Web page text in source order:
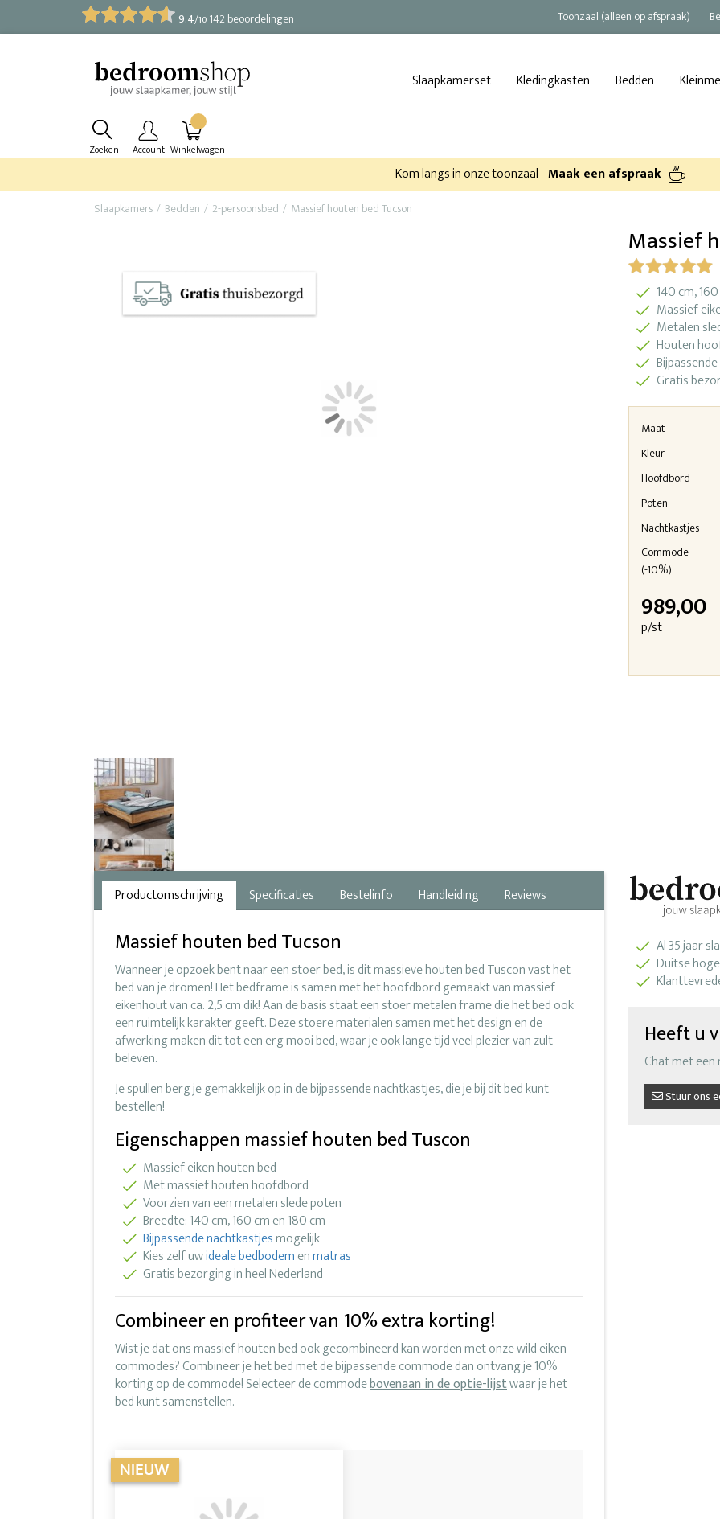
9.4/10 142 beoordelingen Toonzaal (alleen op afspraak)
Slaapkamerset Kledingkasten Bedden
Zoeken Account Winkelwagen
Kom langs in onze toonzaal -Maak een afspraak
Slaapkamers Bedden 2-persoonsbed Massief houten bed Tucson
Massief
140 cm,
Massief
Metalen
Houten
Gratis
Maat
Kleur
Hoofdbord
Poten
Nachtkastjes
Commode
(-10%)
989,00
p/st
Productomschrijving Specificaties Bestelinfo Handleiding Reviews
Massief houten bed Tucson
Wanneer je opzoek bent naar een stoer bed, is dit massieve houten bed Tuscon vast het
bed van je dromen! Het bedframe is samen met het hoofdbord gemaakt van massief
eikenhout van ca. 2,5 cm dik! Aan de basis staat een stoer metalen frame die het bed ook
een ruimtelijk karakter geeft. Deze stoere materialen samen met het design en de
afwerking maken dit tot een erg mooi bed, waar je ook lange tijd veel plezier van zult
beleven.
Je spullen berg je gemakkelijk op in de bijpassende nachtkastjes, die je bij dit bed kunt
bestellen!
Eigenschappen massief houten bed Tuscon
Massief eiken houten bed
Met massief houten hoofdbord
Voorzien van een metalen slede poten
Breedte: 140 cm, 160 cm en 180 cm
Bijpassende nachtkastjesmogelijk
Kies zelf uwideale bedbodemenmatras
Gratis bezorging in heel Nederland
Combineer en profiteer van 10% extra korting!
Wist je dat ons massief houten bed ook gecombineerd kan worden met onze wild eiken
commodes? Combineer je het bed met de bijpassende commode dan ontvang je 10%
korting op de commode! Selecteer de commodebovenaan in de optie-lijstwaar je het
bed kunt samenstellen.
Al 35 jaar
Duitse
Heeft u
Chat met
Stuur ons